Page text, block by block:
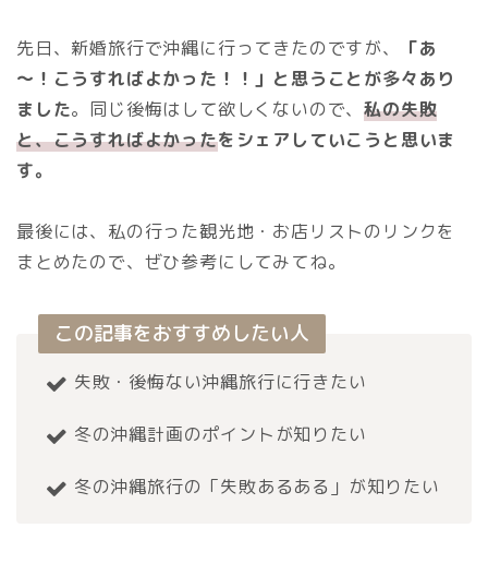
先日、新婚旅行で沖縄に行ってきたのですが、
「あ
～！こうすればよかった！！」と思うことが多々あり
ました。同じ後悔はして欲しくないので、私の失敗
と、こうすればよかったをシェアしていこうと思いま
す。
最後には、私の行った観光地・お店リストのリンクを
まとめたので、ぜひ参考にしてみてね。
この記事をおすすめしたい人
失敗・後悔ない沖縄旅行に行きたい
冬の沖縄計画のポイントが知りたい
冬の沖縄旅行の「失敗あるある」が知りたい